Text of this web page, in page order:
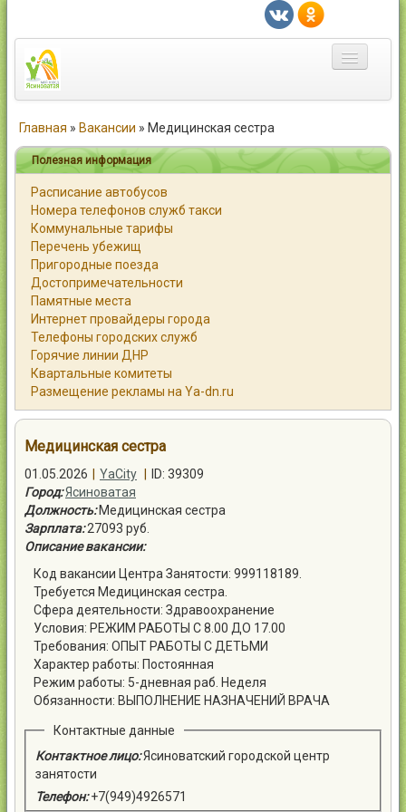
Город
Статьи
Каталог
Справочник
Работа
Объявления
Помощь
Контакты
Главная » Вакансии » Медицинская сестра
Полезная информация
Расписание автобусов
Номера телефонов служб такси
Коммунальные тарифы
Перечень убежищ
Пригородные поезда
Достопримечательности
Памятные места
Интернет провайдеры города
Телефоны городских служб
Горячие линии ДНР
Квартальные комитеты
Размещение рекламы на Ya-dn.ru
Медицинская сестра
01.05.2026 YaCity
ID: 39309
Город:Ясиноватая
Должность: Медицинская сестра
Зарплата: 27093 руб.
Описание вакансии:
Код вакансии Центра Занятости: 999118189.
Требуется Медицинская сестра.
Сфера деятельности: Здравоохранение
Условия: РЕЖИМ РАБОТЫ С 8.00 ДО 17.00
Требования: ОПЫТ РАБОТЫ С ДЕТЬМИ
Характер работы: Постоянная
Режим работы: 5-дневная раб. Неделя
Обязанности: ВЫПОЛНЕНИЕ НАЗНАЧЕНИЙ ВРАЧА
Контактные данные
Контактное лицо:Ясиноватский городской центр
занятости
Телефон: +7(949)4926571